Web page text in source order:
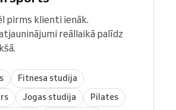
pirms klienti ienāk.
reāllaikā palīdz
Fitnesa studija
Jogas studija
Pilates